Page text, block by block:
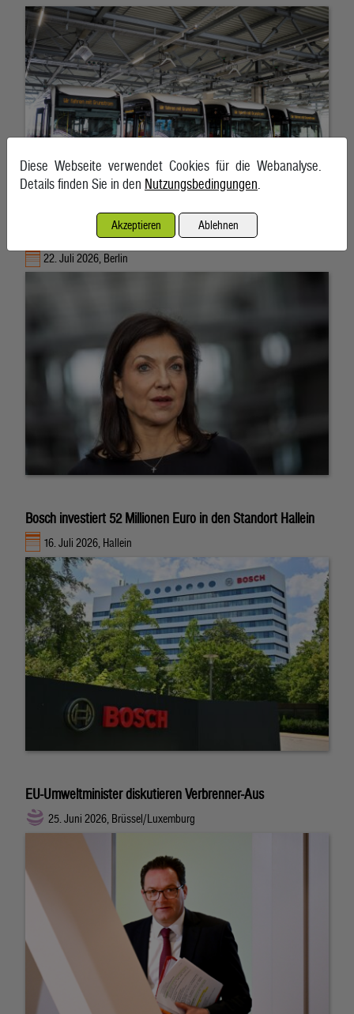
Keine neuen Entlastungen bei Spritpreisen in Deutschland
22. Juli 2026, Berlin
Bosch investiert 52 Millionen Euro in den Standort Hallein
16. Juli 2026, Hallein
EU-Umweltminister diskutieren Verbrenner-Aus
25. Juni 2026, Brüssel/Luxemburg
Diese Webseite verwendet Cookies für die Webanalyse.
Details finden Sie in den Nutzungsbedingungen
Akzeptieren Ablehnen